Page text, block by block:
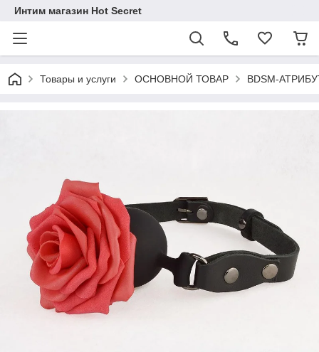
Интим магазин Hot Secret
Товары и услуги ОСНОВНОЙ ТОВАР BDSM-